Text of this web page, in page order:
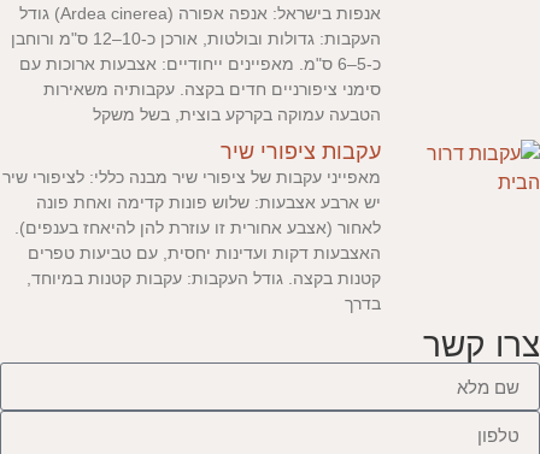
אנפות בישראל: אנפה אפורה (Ardea cinerea) גודל
העקבות: גדולות ובולטות, אורכן כ-10–12 ס"מ ורוחבן
כ-5–6 ס"מ. מאפיינים ייחודיים: אצבעות ארוכות עם
סימני ציפורניים חדים בקצה. עקבותיה משאירות
הטבעה עמוקה בקרקע בוצית, בשל משקל
עקבות ציפורי שיר
מאפייני עקבות של ציפורי שיר מבנה כללי: לציפורי שיר
יש ארבע אצבעות: שלוש פונות קדימה ואחת פונה
לאחור (אצבע אחורית זו עוזרת להן להיאחז בענפים).
האצבעות דקות ועדינות יחסית, עם טביעות טפרים
קטנות בקצה. גודל העקבות: עקבות קטנות במיוחד,
בדרך
צרו קשר